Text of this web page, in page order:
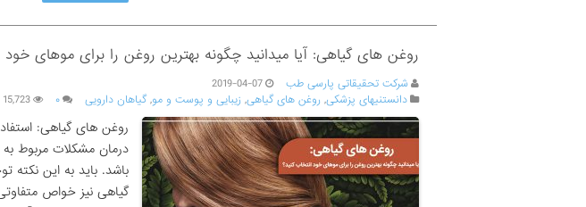
روغن های گیاهی: آیا میدانید چگونه بهترین روغن را برای موهای خود
شرکت تحقیقاتی پارسی طب
2019-04-07
دانستنیهای پزشکی, روغن های گیاهی, زیبایی و پوست و مو, گیاهان دارویی ۰ 15,723
روغن های گیاهی:
درمان مشکلات مربوط به
باشد. باید به این
گیاهی نیز خواص